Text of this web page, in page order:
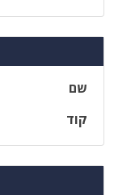
שם
קוד